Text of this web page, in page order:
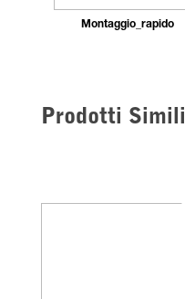
Montaggio_rapido
Prodotti Simili